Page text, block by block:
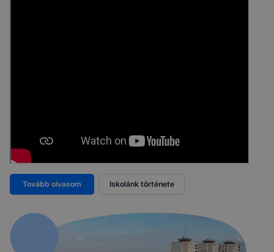
Tovább olvasom Iskolánk története